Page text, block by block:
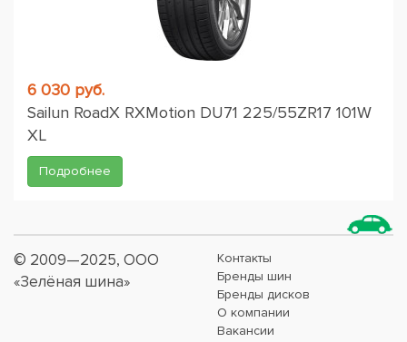
6 030 руб.
Sailun RoadX RXMotion DU71 225/55ZR17 101W
XL
Подробнее
© 2009—2025, ООО
«Зелёная шина»
Контакты
Бренды шин
Бренды дисков
О компании
Вакансии